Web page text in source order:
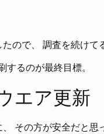
たので、 調査を続けて
するのが最終目標。
エア更新
その方が安全だと思